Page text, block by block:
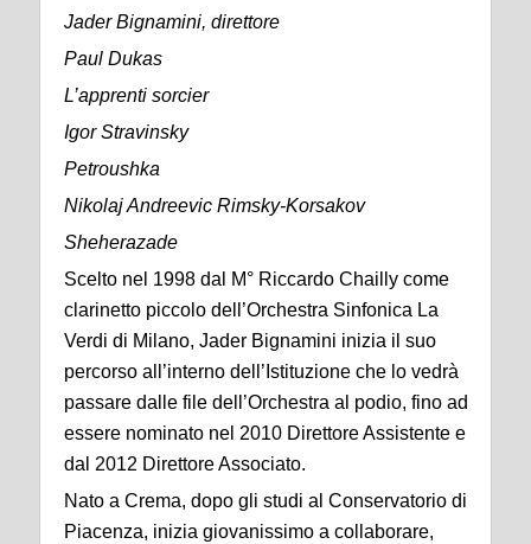
Jader Bignamini, direttore
Paul Dukas
L’apprenti sorcier
Igor Stravinsky
Petroushka
Nikolaj Andreevic Rimsky-Korsakov
Sheherazade
Scelto nel 1998 dal M° Riccardo Chailly come
clarinetto piccolo dell’Orchestra Sinfonica La
Verdi di Milano, Jader Bignamini inizia il suo
percorso all’interno dell’Istituzione che lo vedrà
passare dalle file dell’Orchestra al podio, fino ad
essere nominato nel 2010 Direttore Assistente e
dal 2012 Direttore Associato.
Nato a Crema, dopo gli studi al Conservatorio di
Piacenza, inizia giovanissimo a collaborare,